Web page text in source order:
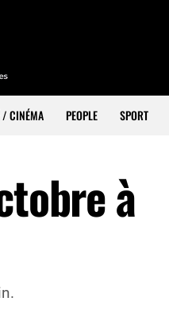
/ CINÉMA PEOPLE SPORT
à